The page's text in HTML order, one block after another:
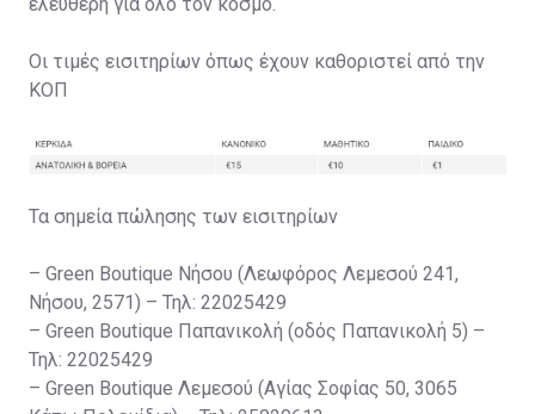
Οι τιμές εισιτηρίων όπως έχουν καθοριστεί από την
ΚΟΠ
Τα σημεία πώλησης των εισιτηρίων
– Green Boutique Νήσου (Λεωφόρος Λεμεσού 241,
Νήσου, 2571) – Τηλ: 22025429
– Green Boutique Παπανικολή (οδός Παπανικολή 5) –
Τηλ: 22025429
– Green Boutique Λεμεσού (Αγίας Σοφίας 50, 3065